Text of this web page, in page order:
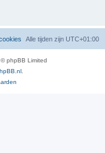
Alle tijden zijn UTC+01:00
phpBB Limited